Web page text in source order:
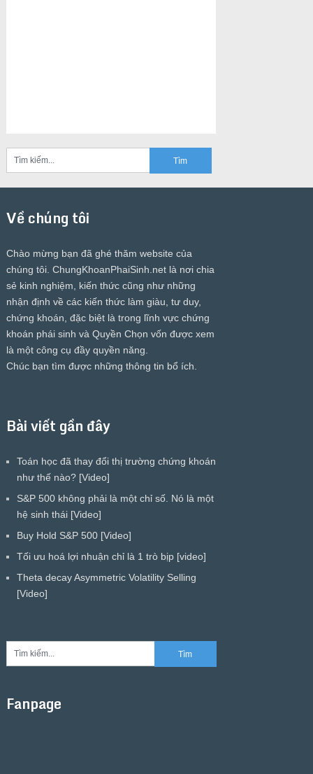
Về chúng tôi
Chào mừng bạn đã ghé thăm website của
chúng tôi. ChungKhoanPhaiSinh.netlà nơi chia
sẻ kinh nghiệm, kiến thức cũng như những
nhận định về các kiến thức làm giàu, tư duy,
chứng khoán, đặc biệt là trong lĩnh vực chứng
khoán phái sinh và Quyền Chọn vốn được xem
là một công cụ đầy quyền năng.
Chúc bạn tìm được những thông tin bổ ích.
Bài viết gần đây
Toán học đã thay đổi thị trường chứng khoán
như thế nào? [Video]
S&P 500 không phải là một chỉ số. Nó là một
hệ sinh thái [Video]
Buy Hold S&P 500 [Video]
Tối ưu hoá lợi nhuận chỉ là 1 trò bịp [video]
Theta decay Asymmetric Volatility Selling
[Video]
Fanpage